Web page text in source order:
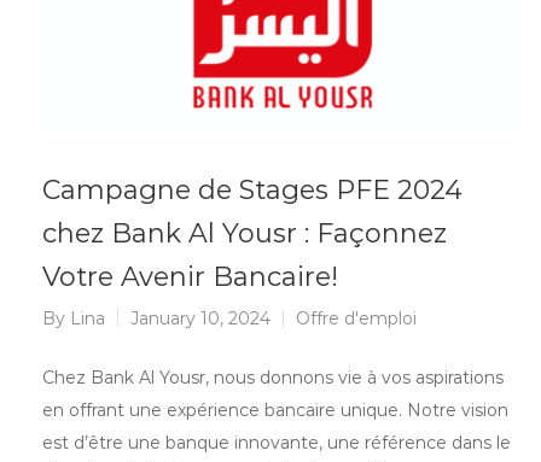
Campagne de Stages PFE 2024
chez Bank Al Yousr : Façonnez
Votre Avenir Bancaire!
By Lina January 10, 2024 Offre d'emploi
Chez Bank Al Yousr, nous donnons vie à vos aspirations
en offrant une expérience bancaire unique. Notre vision
est d’être une banque innovante, une référence dans le